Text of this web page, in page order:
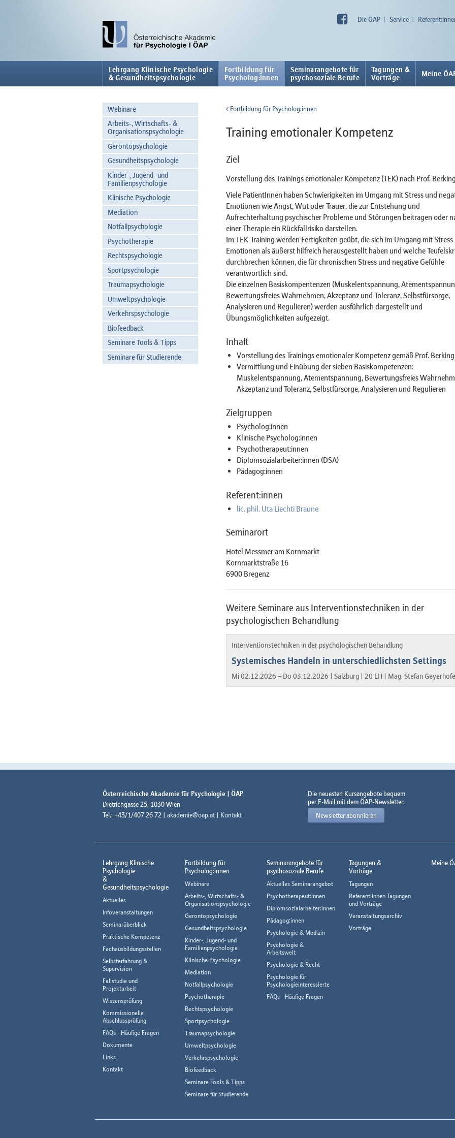
Die ÖAP Service
Lehrgang Klinische Psychologie
& Gesundheitspsychologie
Fortbildung für
Psycholog:innen
Seminarangebote für
psychosoziale Berufe
Tagungen &
Vorträge
Meine
Webinare
Arbeits-, Wirtschafts- &
Organisationspsychologie
Gerontopsychologie
Gesundheitspsychologie
Kinder-, Jugend- und
Familienpsychologie
Klinische Psychologie
Mediation
Notfallpsychologie
Psychotherapie
Rechtspsychologie
Sportpsychologie
Traumapsychologie
Umweltpsychologie
Verkehrspsychologie
Biofeedback
Seminare Tools & Tipps
Seminare für Studierende
Fortbildung für Psycholog:innen
Training emotionaler Kompetenz
Ziel
Vorstellung des Trainings emotionaler Kompetenz (TEK) nach Prof.
Viele PatientInnen haben Schwierigkeiten im Umgang mit Stress und
Emotionen wie Angst, Wut oder Trauer, die zur Entstehung und
Aufrechterhaltung psychischer Probleme und Störungen beitragen oder
einer Therapie ein Rückfallrisiko darstellen.
Im TEK-Training werden Fertigkeiten geübt, die sich im Umgang mit Stress
Emotionen als äußerst hilfreich herausgestellt haben und welche
durchbrechen können, die für chronischen Stress und negative Gefühle
verantwortlich sind.
Die einzelnen Basiskompentenzen (Muskelentspannung,
Bewertungsfreies Wahrnehmen, Akzeptanz und Toleranz, Selbstfürsorge,
Analysieren und Regulieren) werden ausführlich dargestellt und
Übungsmöglichkeiten aufgezeigt.
Inhalt
Vorstellung des Trainings emotionaler Kompetenz gemäß Prof. Berking
Vermittlung und Einübung der sieben Basiskompetenzen:
Muskelentspannung, Atementspannung, Bewertungsfreies
Akzeptanz und Toleranz, Selbstfürsorge, Analysieren und Regulieren
Zielgruppen
Psycholog:innen
Klinische Psycholog:innen
Psychotherapeut:innen
Diplomsozialarbeiter:innen (DSA)
Pädagog:innen
Referent:innen
lic. phil. Uta Liechti Braune
Seminarort
Hotel Messmer am Kornmarkt
Kornmarktstraße 16
6900 Bregenz
Weitere Seminare aus Interventionstechniken in der
psychologischen Behandlung
Interventionstechniken in der psychologischen Behandlung
Systemisches Handeln in unterschiedlichsten Settings
Mi 02.12.2026 – Do 03.12.2026 | Salzburg | 20 EH | Mag. Stefan
Österreichische Akademie für Psychologie | ÖAP
Dietrichgasse 25, 1030 Wien
Tel.: +43/1/407 26 72 | akademie@oap.at | Kontakt
Die neuesten Kursangebote bequem
per E-Mail mit dem ÖAP-Newsletter:
Newsletter abonnieren
Lehrgang Klinische
Psychologie
&
Gesundheitspsychologie
Aktuelles
Infoveranstaltungen
Seminarüberblick
Praktische Kompetenz
Fachausbildungsstellen
Selbsterfahrung &
Supervision
Fallstudie und
Projektarbeit
Wissensprüfung
Kommissionelle
Abschlussprüfung
FAQs - Häufige Fragen
Dokumente
Links
Kontakt
Fortbildung für
Psycholog:innen
Webinare
Arbeits-, Wirtschafts- &
Organisationspsychologie
Gerontopsychologie
Gesundheitspsychologie
Kinder-, Jugend- und
Familienpsychologie
Klinische Psychologie
Mediation
Notfallpsychologie
Psychotherapie
Rechtspsychologie
Sportpsychologie
Traumapsychologie
Umweltpsychologie
Verkehrspsychologie
Biofeedback
Seminare Tools & Tipps
Seminare für Studierende
Seminarangebote für
psychosoziale Berufe
Aktuelles Seminarangebot
Psychotherapeut:innen
Diplomsozialarbeiter:innen
Pädagog:innen
Psychologie & Medizin
Psychologie &
Arbeitswelt
Psychologie & Recht
Psychologie für
Psychologieinteressierte
FAQs - Häufige Fragen
Tagungen &
Vorträge
Tagungen
Referent:innen Tagungen
und Vorträge
Veranstaltungsarchiv
Vorträge
Meine